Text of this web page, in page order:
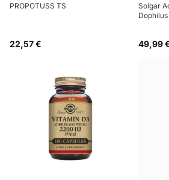
PROPOTUSS TS
22,57 €
Solgar
49,99